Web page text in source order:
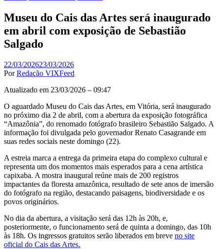
Museu do Cais das Artes será inaugurado
em abril com exposição de Sebastião
Salgado
22/03/202623/03/2026
Por Redação VIXFeed
Atualizado em 23/03/2026 – 09:47
O aguardado Museu do Cais das Artes, em Vitória, será inaugurado
no próximo dia 2 de abril, com a abertura da exposição fotográfica
“Amazônia”, do renomado fotógrafo brasileiro Sebastião Salgado. A
informação foi divulgada pelo governador Renato Casagrande em
suas redes sociais neste domingo (22).
A estreia marca a entrega da primeira etapa do complexo cultural e
representa um dos momentos mais esperados para a cena artística
capixaba. A mostra inaugural reúne mais de 200 registros
impactantes da floresta amazônica, resultado de sete anos de imersão
do fotógrafo na região, destacando paisagens, biodiversidade e os
povos originários.
No dia da abertura, a visitação será das 12h às 20h, e,
posteriormente, o funcionamento será de quinta a domingo, das 10h
às 18h. Os ingressos gratuitos serão liberados em breve no site
oficial do Cais das Artes.